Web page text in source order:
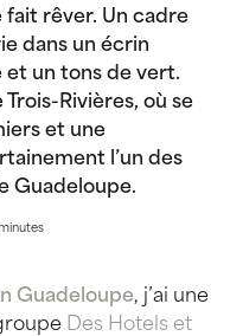
fait rêver. Un cadre
dans un écrin
et un tons de vert.
Rivières, où se
et une
l’un des
Guadeloupe.
Guadeloupe, j’ai une
Des Hotels et